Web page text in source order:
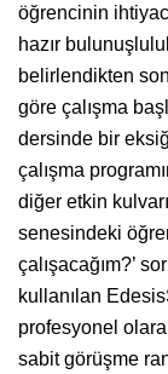
öğrencinin
hazır
belirlendikten
göre çalışma
dersinde bir
çalışma
diğer etkin
senesindeki
çalışacağım?’
kullanılan
profesyonel
sabit görüşme